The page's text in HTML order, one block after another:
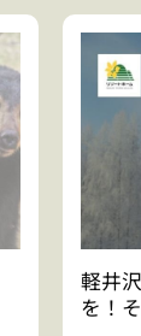
軽井
を！